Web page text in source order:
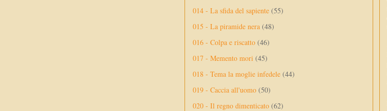
014 - La sfida del sapiente (55)
015 - La piramide nera (48)
016 - Colpa e riscatto (46)
017 - Memento mori (45)
018 - Tema la moglie infedele (44)
019 - Caccia all'uomo (50)
020 - Il regno dimenticato (62)